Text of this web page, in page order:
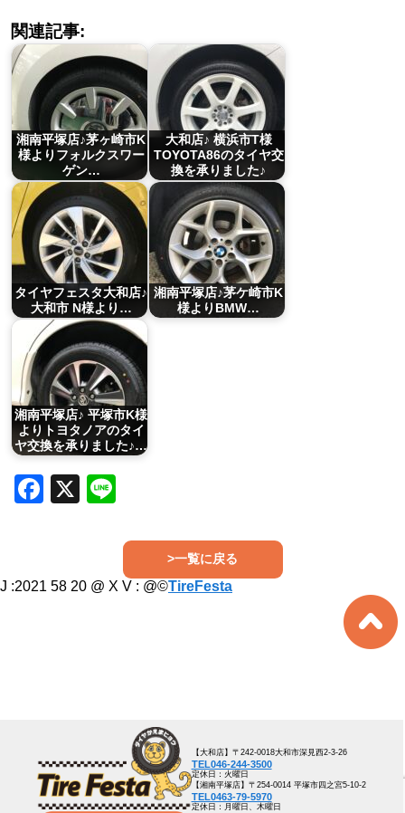
関連記事:
湘南平塚店♪茅ヶ崎市K
様よりフォルクスワー
ゲン…
大和店♪ 横浜市T様
TOYOTA86のタイヤ交
換を承りました♪
タイヤフェスタ大和店♪
大和市 N様より…
湘南平塚店♪茅ケ崎市K
様よりBMW…
湘南平塚店♪ 平塚市K様
よりトヨタノアのタイ
ヤ交換を承りました♪…
Facebook
X
>一覧に戻る
J :2021 58 20 @ X V : @©TireFesta
【大和店】〒242-0018大和市深見西2-3-26
TEL046-244-3500
定休日：火曜日
【湘南平塚店】〒254-0014 平塚市四之宮5-10-2
TEL0463-79-5970
定休日：月曜日、木曜日